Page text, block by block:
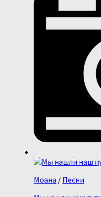
Моана / Песни